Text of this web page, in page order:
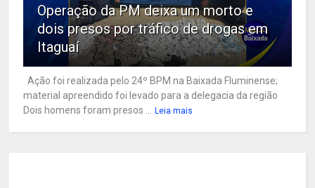
Operação da PM deixa um morto e
dois presos por tráfico de drogas em
Itaguaí
Ação foi realizada pelo 24º BPM na Baixada Fluminense;
material apreendido foi levado para a delegacia da região
Dois homens foram presos ...
Leia mais